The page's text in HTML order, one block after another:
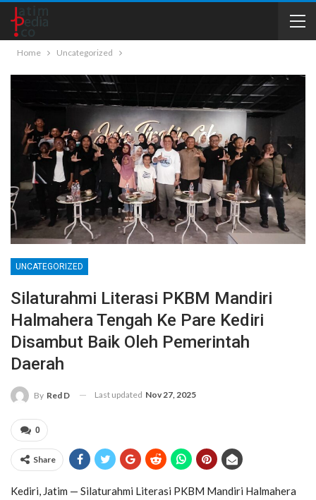
Home Uncategorized
UNCATEGORIZED
Silaturahmi Literasi PKBM Mandiri
Halmahera Tengah Ke Pare Kediri
Disambut Baik Oleh Pemerintah
Daerah
By Red D Last updated Nov 27, 2025
0
Share
Kediri, Jatim — Silaturahmi Literasi PKBM Mandiri Halmahera